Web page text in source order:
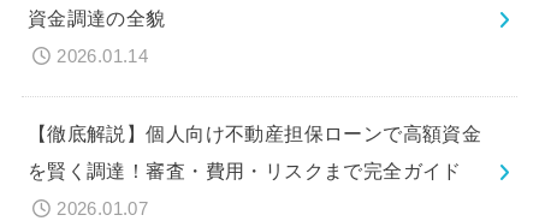
資金調達の全貌
2026.01.14
【徹底解説】個人向け不動産担保ローンで高額資金
を賢く調達！審査・費用・リスクまで完全ガイド
2026.01.07